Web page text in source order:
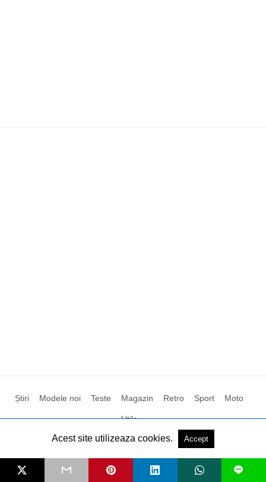
Știri Modele noi Teste Magazin Retro Sport Moto
Utile
Acest site utilizeaza cookies. Accept